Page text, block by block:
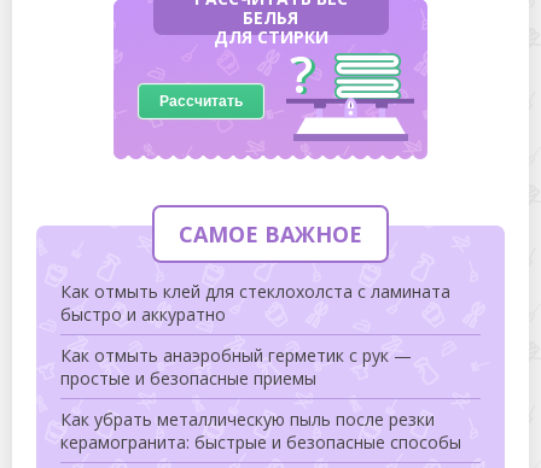
БЕЛЬЯ
ДЛЯ СТИРКИ
Рассчитать
САМОЕ ВАЖНОЕ
Как отмыть клей для стеклохолста с ламината
быстро и аккуратно
Как отмыть анаэробный герметик с рук —
простые и безопасные приемы
Как убрать металлическую пыль после резки
керамогранита: быстрые и безопасные способы